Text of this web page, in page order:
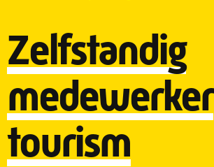
Zelfstandig
medewerker
tourism